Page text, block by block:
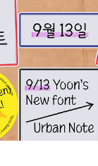
도 단연 돋보이는
글씨와 레트로한
럽게 표현된 폰트
〈한글서예교본 십
입니다. 종이 위에
의 시원한 인상을
가되면서 성광체